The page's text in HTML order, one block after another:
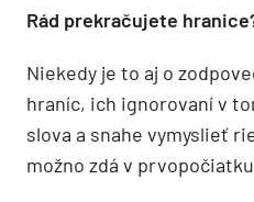
Rád prekračujete
Niekedy je to aj o
hraníc, ich ignorovaní v
slova a snahe vymyslieť
možno zdá v